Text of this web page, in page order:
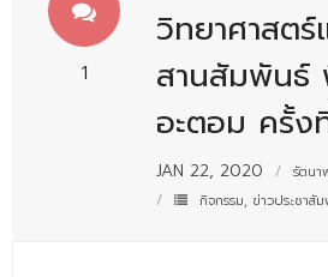
- - สำนักงานคณะวิทยาศาสตร์และเทคโนโลยี
- - บุคลากรวิชาการ
- วิทยาศาสตรบัณฑิต
วิทยาศาสตร์
สานสัมพันธ์
อะตอม ครั้ง
JAN 22, 2020 รัตนา
1
กิจกรรม, ข่าวประชาสั